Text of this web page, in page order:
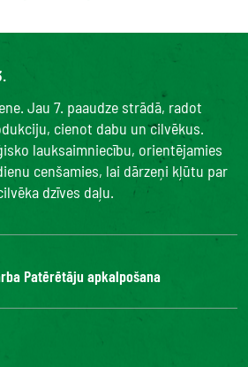
Jau 7. paaudze strādā, radot
cienot dabu un cilvēkus.
lauksaimniecību, orientējamies
cenšamies, lai dārzeņi kļūtu par
dzīves daļu.
Patērētāju apkalpošana